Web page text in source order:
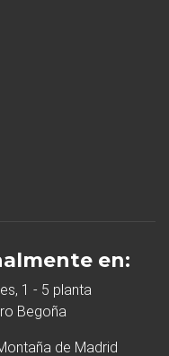
en:
1 - 5 planta
Begoña
de Madrid